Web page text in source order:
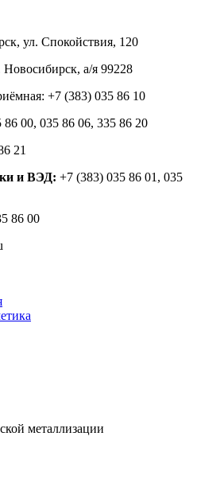
ул. Спокойствия, 120
Новосибирск, а/я 99228
+7 (383) 035 86 10
86 00, 035 86 06, 335 86 20
21
и ВЭД: +7 (383) 035 86 01, 035
86 00
металлизации